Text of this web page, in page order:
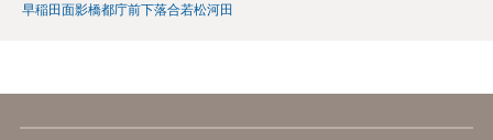
早稲田面影橋都庁前下落合若松河田